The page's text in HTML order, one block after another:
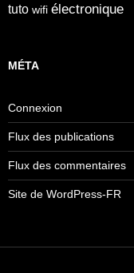
tuto wifi électronique
MÉTA
Connexion
Flux des publications
Flux des commentaires
Site de WordPress-FR